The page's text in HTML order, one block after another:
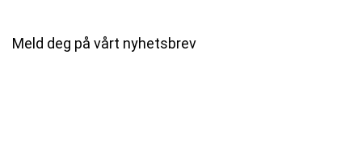
Meld deg på vårt nyhetsbrev